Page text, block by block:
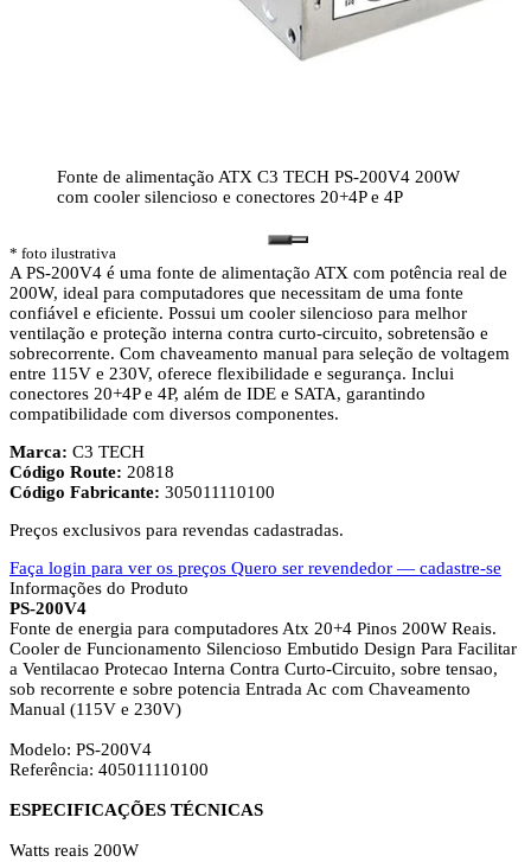
Fonte de alimentação ATX C3 TECH PS-200V4 200W
com cooler silencioso e conectores 20+4P e 4P
* foto ilustrativa
A PS-200V4 é uma fonte de alimentação ATX com potência real de
200W, ideal para computadores que necessitam de uma fonte
confiável e eficiente. Possui um cooler silencioso para melhor
ventilação e proteção interna contra curto-circuito, sobretensão e
sobrecorrente. Com chaveamento manual para seleção de voltagem
entre 115V e 230V, oferece flexibilidade e segurança. Inclui
conectores 20+4P e 4P, além de IDE e SATA, garantindo
compatibilidade com diversos componentes.
Marca: C3 TECH
Código Route: 20818
Código Fabricante: 305011110100
Preços exclusivos para revendas cadastradas.
Faça login para ver os preços Quero ser revendedor — cadastre-se
Informações do Produto
PS-200V4
Fonte de energia para computadores Atx 20+4 Pinos 200W Reais.
Cooler de Funcionamento Silencioso Embutido Design Para Facilitar
a Ventilacao Protecao Interna Contra Curto-Circuito, sobre tensao,
sob recorrente e sobre potencia Entrada Ac com Chaveamento
Manual (115V e 230V)
Modelo: PS-200V4
Referência: 405011110100
ESPECIFICAÇÕES TÉCNICAS
Watts reais 200W